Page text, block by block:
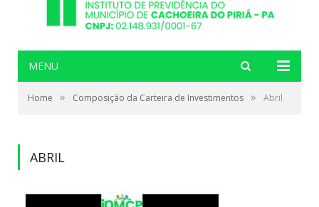
MENU
Home » Composição da Carteira de Investimentos » Abril
ABRIL